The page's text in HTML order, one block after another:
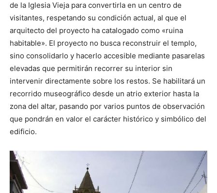
de la Iglesia Vieja para convertirla en un centro de
visitantes, respetando su condición actual, al que el
arquitecto del proyecto ha catalogado como «ruina
habitable». El proyecto no busca reconstruir el templo,
sino consolidarlo y hacerlo accesible mediante pasarelas
elevadas que permitirán recorrer su interior sin
intervenir directamente sobre los restos. Se habilitará un
recorrido museográfico desde un atrio exterior hasta la
zona del altar, pasando por varios puntos de observación
que pondrán en valor el carácter histórico y simbólico del
edificio.